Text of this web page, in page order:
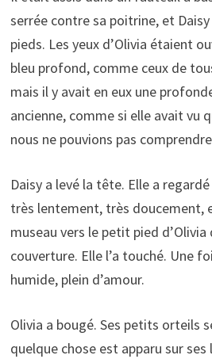
serrée contre sa poitrine, et
pieds. Les yeux d’Olivia étaient
bleu profond, comme ceux de
mais il y avait en eux une
ancienne, comme si elle avait vu
nous ne pouvions pas
Daisy a levé la tête. Elle a
très lentement, très doucement,
museau vers le petit pied
couverture. Elle l’a touché. Une
humide, plein d’amour.
Olivia a bougé. Ses petits orteils
quelque chose est apparu sur